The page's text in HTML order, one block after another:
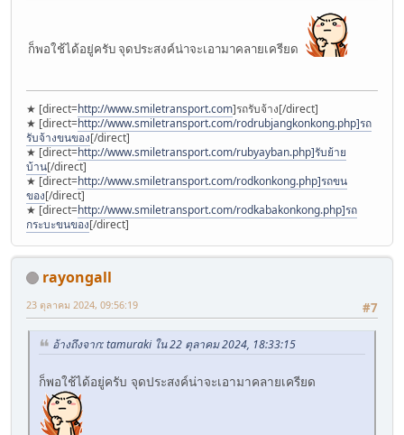
ก็พอใช้ได้อยู่ครับ จุดประสงค์น่าจะเอามาคลายเครียด
★ [direct=http://www.smiletransport.com]รถรับจ้าง[/direct]
★ [direct=http://www.smiletransport.com/rodrubjangkonkong.php]รถ
รับจ้างขนของ[/direct]
★ [direct=http://www.smiletransport.com/rubyayban.php]รับย้าย
บ้าน[/direct]
★ [direct=http://www.smiletransport.com/rodkonkong.php]รถขน
ของ[/direct]
★ [direct=http://www.smiletransport.com/rodkabakonkong.php]รถ
กระบะขนของ[/direct]
rayongall
#7
23 ตุลาคม 2024, 09:56:19
อ้างถึงจาก: tamuraki ใน 22 ตุลาคม 2024, 18:33:15
ก็พอใช้ได้อยู่ครับ จุดประสงค์น่าจะเอามาคลายเครียด